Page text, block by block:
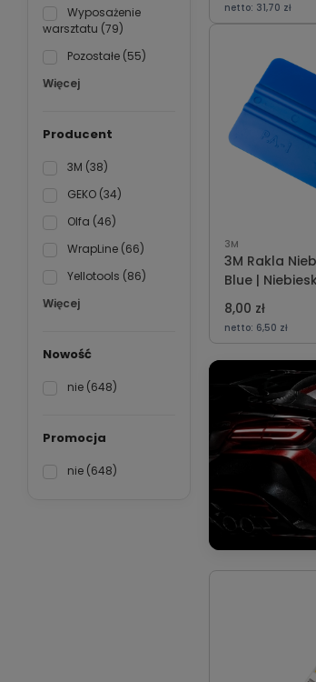
Wyposażenie
warsztatu (79)
Pozostałe (55)
Więcej
Producent
3M (38)
GEKO (34)
Olfa (46)
WrapLine (66)
Yellotools (86)
Więcej
Nowość
nie (648)
Promocja
nie (648)
netto: 31,70 zł
3M
3M Rakla
Blue |
8,00 zł
netto: 6,50 zł